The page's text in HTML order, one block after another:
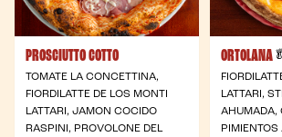
PROSCIUTTO COTTO
TOMATE LA CONCETTINA,
FIORDILATTE DE LOS MONTI
LATTARI, JAMON COCIDO
RASPINI, PROVOLONE DEL
ORTOLANA 🥬
LATTARI,
AHUMADA,
PIMIENTOS